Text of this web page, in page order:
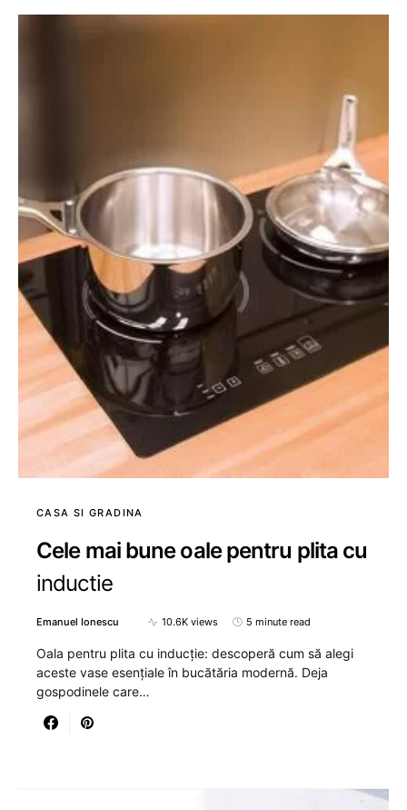
CASA SI GRADINA
Cele mai bune oale pentru plita cu
inductie
Emanuel Ionescu 10.6K views 5 minute read
Oala pentru plita cu inducție: descoperă cum să alegi
aceste vase esențiale în bucătăria modernă. Deja
gospodinele care…